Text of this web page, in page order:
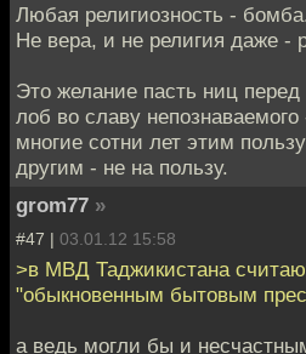
Любая религиозность -
Не вера, и не религия даже -
Это желание пасть ниц
лоб во славу
многие сотни лет этим
другим - не на пользу.
grom77 »
#47 | 03.01.12 15:58
>в МВД Таджикистана
"обыкновенным бытовым
а ведь могли бы и